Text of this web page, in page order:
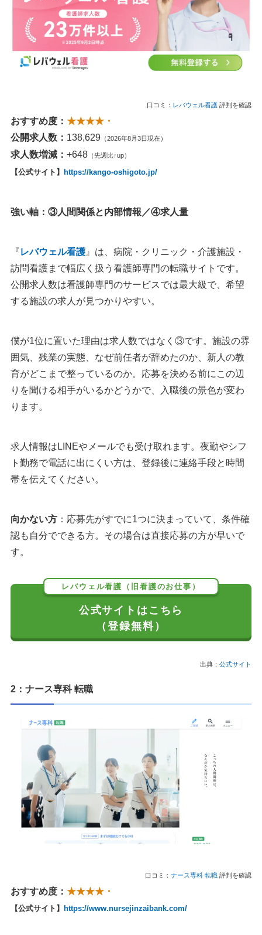
口コミ： レバウェル看護 評判を確認
おすすめ度： ★★★★・
公開求人数： 138,629 （2026年8月3日現在）
求人数増減： +648 （先週比↑up）
【公式サイト】 https://kango-oshigoto.jp/
強い軸：③人間関係と内部情報／④求人量
『レバウェル看護 』は、病院・クリニック・介護施設・
訪問看護まで幅広く扱う看護師専門の転職サイトです。
公開求人数は看護師専門のサービスでは最大級で、希望
する施設の求人が見つかりやすい。
僕が1位に置いた理由は求人数ではなく③です。施設の雰
囲気、残業の実態、なぜ前任者が辞めたのか、新人の教
育がどこまで整っているのか。応募を決める前にこの辺
りを聞ける相手がいるかどうかで、入職後の景色が変わ
ります。
求人情報はLINEやメールでも受け取れます。夜勤やシフ
ト勤務で電話に出にくい方は、登録後に連絡手段と時間
帯を伝えてください。
向かない方 ：応募先がすでに1つに決まっていて、条件確
認も自分でできる方。その場合は直接応募の方が早いで
す。
レバウェル看護（旧看護のお仕事）
公式サイトはこちら
（登録無料）
出典： 公式サイト
2：ナース専科 転職
口コミ： ナース専科 転職 評判を確認
おすすめ度： ★★★★・
【公式サイト】 https://www.nursejinzaibank.com/